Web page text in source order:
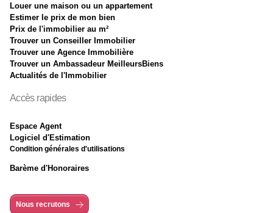
Louer une maison ou un appartement
Estimer le prix de mon bien
Prix de l'immobilier au m²
Trouver un Conseiller Immobilier
Trouver une Agence Immobilière
Trouver un Ambassadeur MeilleursBiens
Actualités de l'Immobilier
Accès rapides
Espace Agent
Logiciel d'Estimation
Condition générales d'utilisations
Barème d'Honoraires
Nous recrutons